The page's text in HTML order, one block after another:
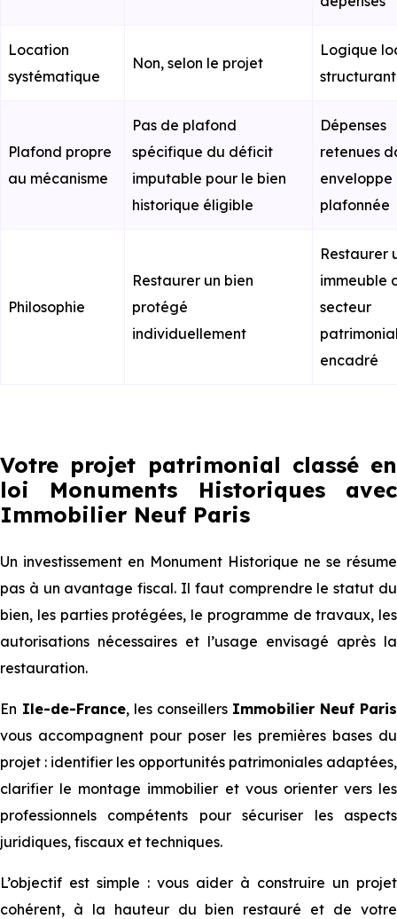
Location
systématique
Non, selon le projet
Logique
Plafond propre
au mécanisme
Pas de plafond
spécifique du déficit
imputable pour le bien
historique éligible
Dépenses
retenues
enveloppe
plafonnée
Philosophie
Restaurer un bien
protégé
individuellement
Restaurer
immeuble
secteur
encadré
Votre projet patrimonial classé en
loi Monuments Historiques avec
Immobilier Neuf Paris
Un investissement en Monument Historique ne se résume
pas à un avantage fiscal. Il faut comprendre le statut du
bien, les parties protégées, le programme de travaux, les
autorisations nécessaires et l’usage envisagé après la
restauration.
En Ile-de-France, les conseillers Immobilier Neuf Paris
vous accompagnent pour poser les premières bases du
projet : identifier les opportunités patrimoniales adaptées,
clarifier le montage immobilier et vous orienter vers les
professionnels compétents pour sécuriser les aspects
juridiques, fiscaux et techniques.
L’objectif est simple : vous aider à construire un projet
cohérent, à la hauteur du bien restauré et de votre